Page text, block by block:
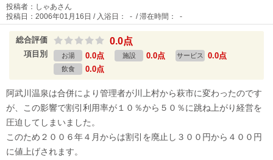
投稿者：しゃあさん
投稿日：2006年01月16日 / 入浴日： - / 滞在時間： -
総合評価 0.0点
項目別 お湯 0.0点 施設 0.0点 サービス 0.0点
飲食 0.0点
阿武川温泉は合併により管理者が川上村から萩市に変わったのです
が、この影響で割引利用率が１０％から５０％に跳ね上がり経営を
圧迫してしまいました。
このため２００６年４月からは割引を廃止し３００円から４００円
に値上げされます。